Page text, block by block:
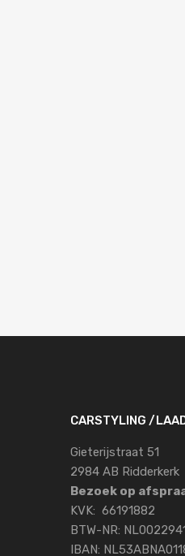
CARSTYLING /
Gieterijstraat 51
2984 AB Ridderkerk
Bezoek op
KVK: 66191882
BTW-NR:
IBAN: